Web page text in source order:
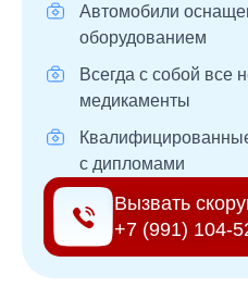
Автомобили
оборудованием
Всегда с собой все
медикаменты
с дипломами
Вызвать
+7 (991) 104-